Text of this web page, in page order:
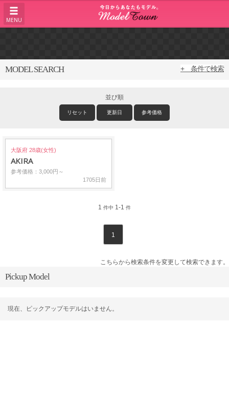
MENU
MODEL SEARCH + 条件で検索
並び順
リセット 更新日 参考価格
大阪府 28歳(女性)
AKIRA
参考価格：3,000円～
1705日前
1 件中 1-1 件
1
こちらから検索条件を変更して検索できます。
Pickup Model
現在、ピックアップモデルはいません。